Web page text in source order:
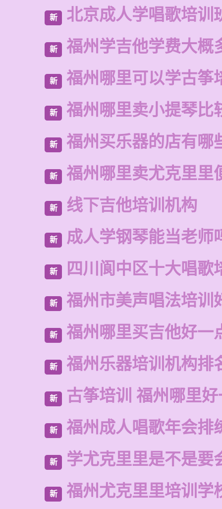
新 北京成人学唱歌培训
新 福州学吉他学费大概
新 福州哪里可以学古筝
新 福州哪里卖小提琴比
新 福州买乐器的店有哪
新 福州哪里卖尤克里里
新 线下吉他培训机构
新 成人学钢琴能当老师
新 四川阆中区十大唱歌
新 福州市美声唱法培训
新 福州哪里买吉他好一
新 福州乐器培训机构排
新 古筝培训 福州哪里
新 福州成人唱歌年会排
新 学尤克里里是不是要
新 福州尤克里里培训学